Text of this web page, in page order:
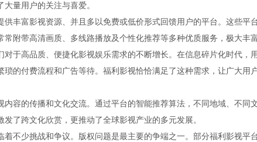
量用户的关注与喜爱。
丰富影视资源、并且多以免费或低价形式回馈用户的平台。这些平
附带高清画质、多线路播放及个性化推荐等多种优质服务，极大丰
对于高品质、便捷化影视娱乐需求的不断增长。在信息碎片化时代，
琐的付费流程和广告等待。福利影视恰恰满足了这种需求，让广大用
内容的传播和文化交流。通过平台的智能推荐算法，不同地域、不同
了跨文化欣赏，更推动了全球影视产业的多元发展。
着不少挑战和争议。版权问题是最主要的争端之一。部分福利影视平